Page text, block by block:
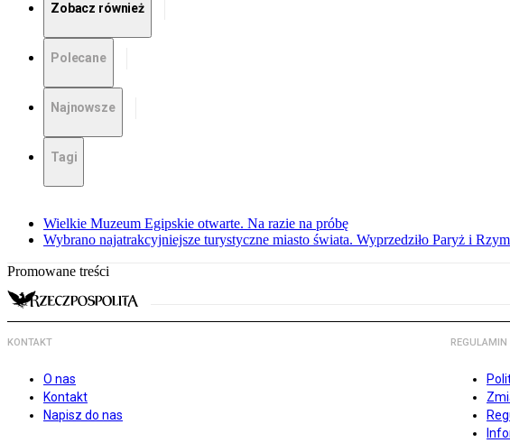
Zobacz również
Polecane
Najnowsze
Tagi
Wielkie Muzeum Egipskie otwarte. Na razie na próbę
Wybrano najatrakcyjniejsze turystyczne miasto świata. Wyprzedziło Paryż i Rzym
Promowane treści
KONTAKT
O nas
Kontakt
Napisz do nas
REGULAMIN